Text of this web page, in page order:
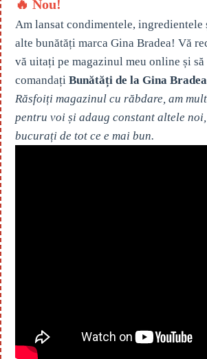
🔥 Nou!
Am lansat condimentele, ingredientele
alte bunătăți marca Gina Bradea! Vă
vă uitați pe magazinul meu online și să
comandați Bunătăți de la Gina Bradea
Răsfoiți magazinul cu răbdare, am
pentru voi și adaug constant altele
bucurați de tot ce e mai bun.